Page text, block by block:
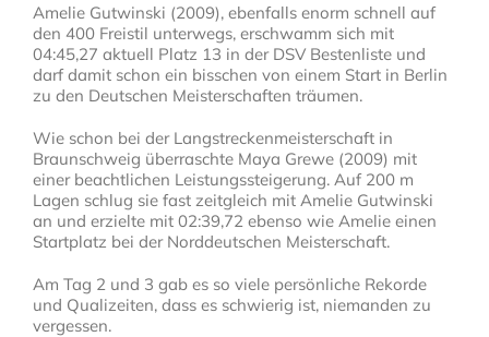
Amelie Gutwinski (2009), ebenfalls enorm schnell auf
den 400 Freistil unterwegs, erschwamm sich mit
04:45,27 aktuell Platz 13 in der DSV Bestenliste und
darf damit schon ein bisschen von einem Start in Berlin
zu den Deutschen Meisterschaften träumen.
Wie schon bei der Langstreckenmeisterschaft in
Braunschweig überraschte Maya Grewe (2009) mit
einer beachtlichen Leistungssteigerung. Auf 200 m
Lagen schlug sie fast zeitgleich mit Amelie Gutwinski
an und erzielte mit 02:39,72 ebenso wie Amelie einen
Startplatz bei der Norddeutschen Meisterschaft.
Am Tag 2 und 3 gab es so viele persönliche Rekorde
und Qualizeiten, dass es schwierig ist, niemanden zu
vergessen.